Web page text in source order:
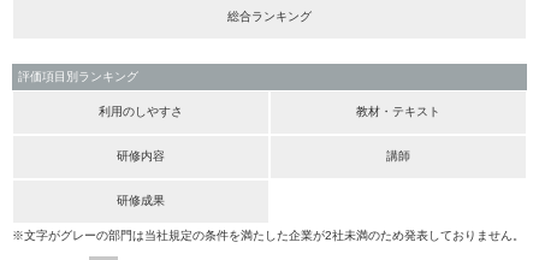
総合ランキング
評価項目別ランキング
利用のしやすさ 教材・テキスト
研修内容 講師
研修成果
※文字がグレーの部門は当社規定の条件を満たした企業が2社未満のため発表しておりません。